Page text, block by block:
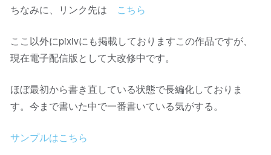
ちなみに、リンク先は こちら
ここ以外にpixivにも掲載しておりますこの作品ですが、
現在電子配信版として大改修中です。
ほぼ最初から書き直している状態で長編化しておりま
す。今まで書いた中で一番書いている気がする。
サンプルはこちら